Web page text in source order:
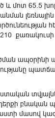
և մոտ 65.5
ապօրինի
բնական
մասով